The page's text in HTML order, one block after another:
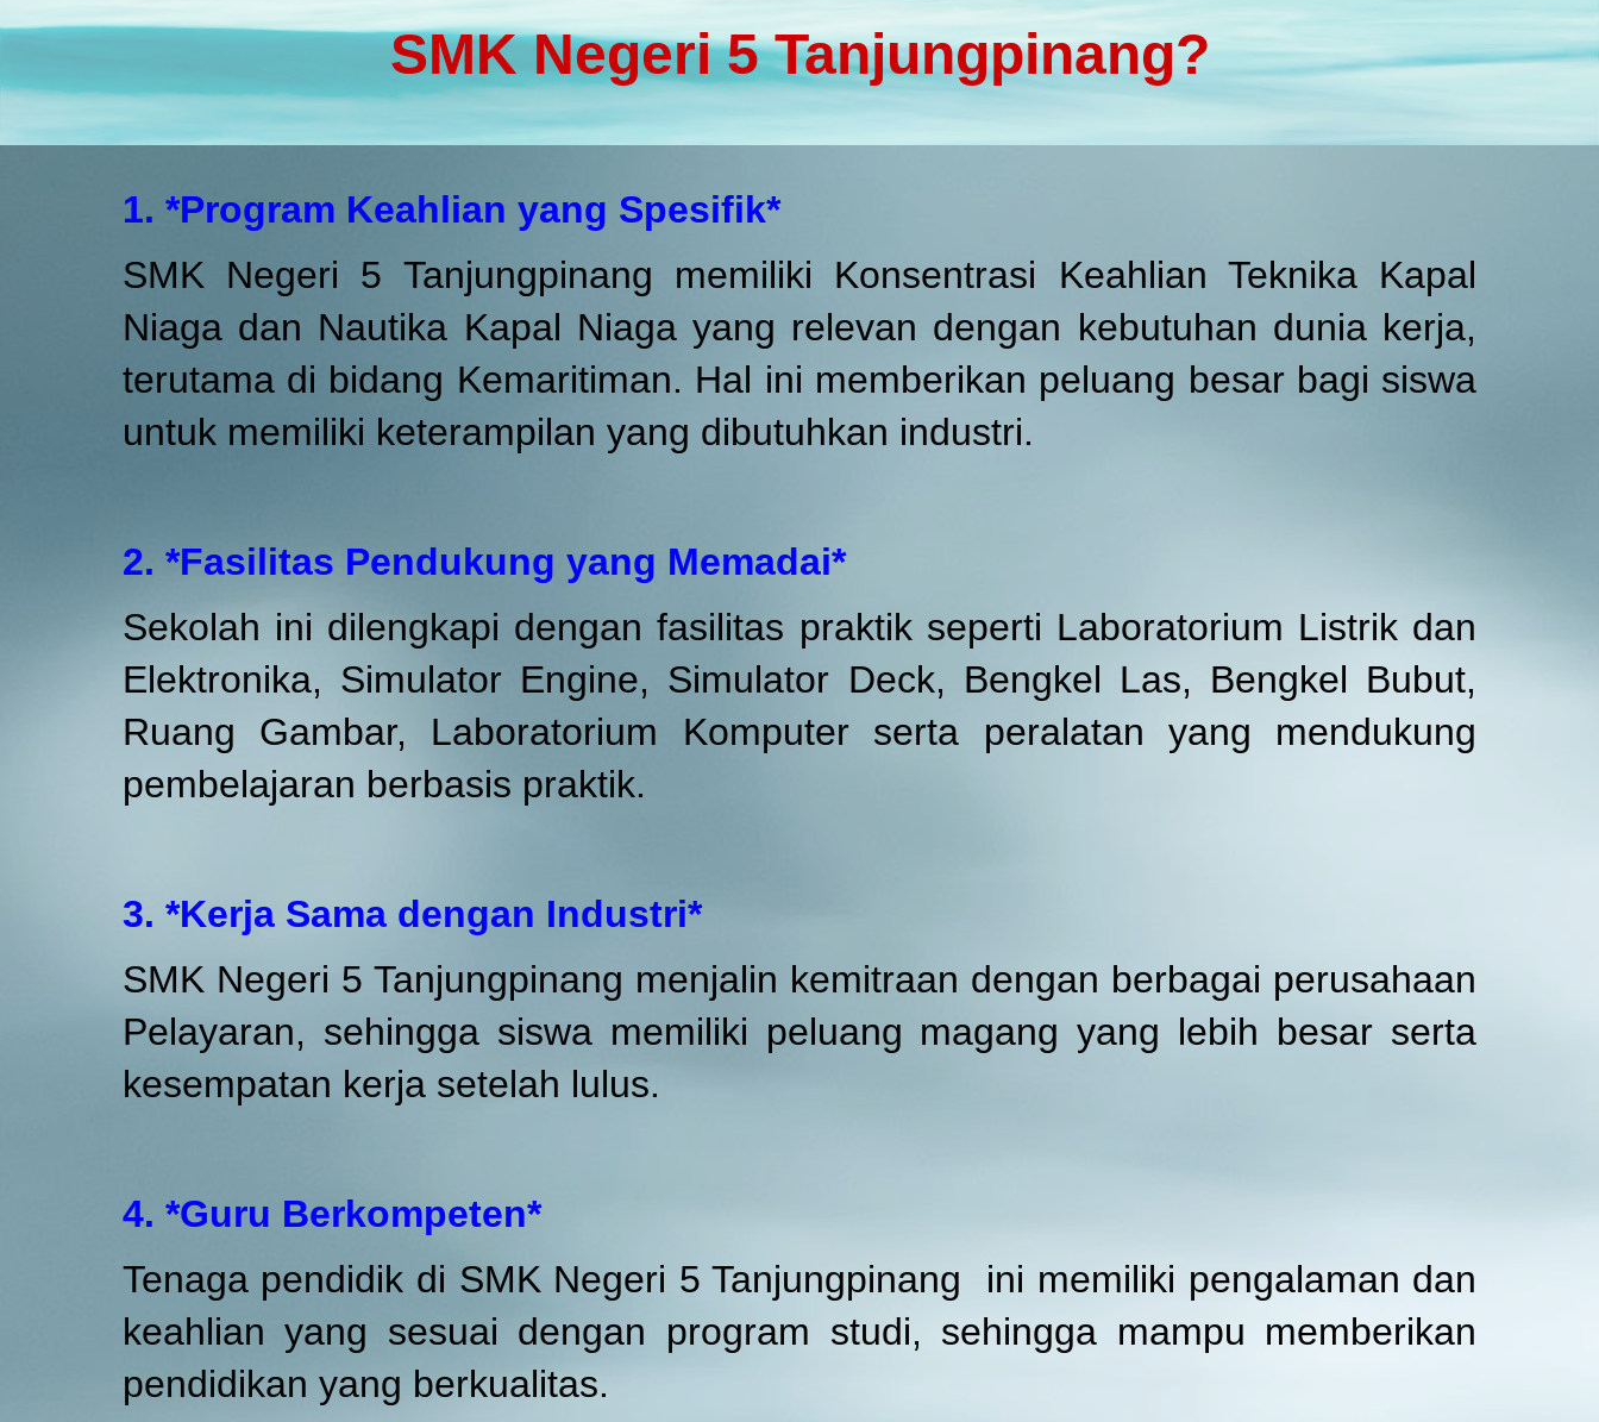
SMK Negeri 5 Tanjungpinang?
1. *Program Keahlian yang Spesifik*
SMK Negeri 5 Tanjungpinang memiliki Konsentrasi Keahlian Teknika Kapal
Niaga dan Nautika Kapal Niaga yang relevan dengan kebutuhan dunia kerja,
terutama di bidang Kemaritiman. Hal ini memberikan peluang besar bagi siswa
untuk memiliki keterampilan yang dibutuhkan industri.
2. *Fasilitas Pendukung yang Memadai*
Sekolah ini dilengkapi dengan fasilitas praktik seperti Laboratorium Listrik dan
Elektronika, Simulator Engine, Simulator Deck, Bengkel Las, Bengkel Bubut,
Ruang Gambar, Laboratorium Komputer serta peralatan yang mendukung
pembelajaran berbasis praktik.
3. *Kerja Sama dengan Industri*
SMK Negeri 5 Tanjungpinang menjalin kemitraan dengan berbagai perusahaan
Pelayaran, sehingga siswa memiliki peluang magang yang lebih besar serta
kesempatan kerja setelah lulus.
4. *Guru Berkompeten*
Tenaga pendidik di SMK Negeri 5 Tanjungpinang ini memiliki pengalaman dan
keahlian yang sesuai dengan program studi, sehingga mampu memberikan
pendidikan yang berkualitas.